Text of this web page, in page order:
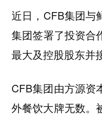
近日，CFB集团与
集团签署了投资合
最大及控股股东并
CFB集团由方源资
外餐饮大牌无数。